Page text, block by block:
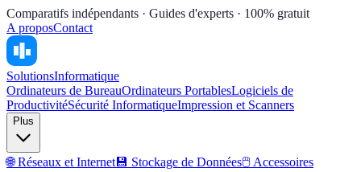
Comparatifs indépendants · Guides d'experts · 100% gratuit
A proposContact
SolutionsInformatique
Ordinateurs de BureauOrdinateurs PortablesLogiciels de
ProductivitéSécurité InformatiqueImpression et Scanners
Plus
🌐 Réseaux et Internet 💾 Stockage de Données🖱️ Accessoires